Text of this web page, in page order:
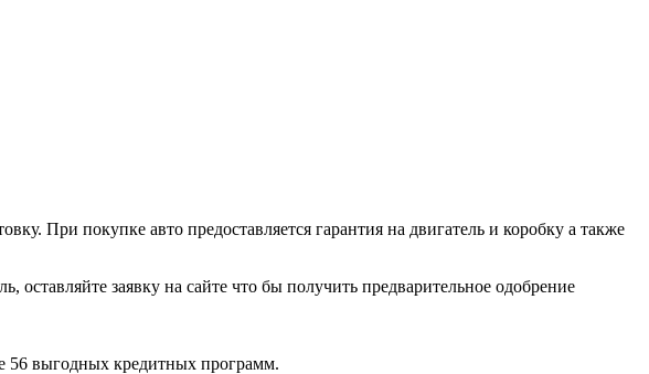
При покупке авто предоставляется гарантия на двигатель и коробку а также
заявку на сайте что бы получить предварительное одобрение
56 выгодных кредитных программ.